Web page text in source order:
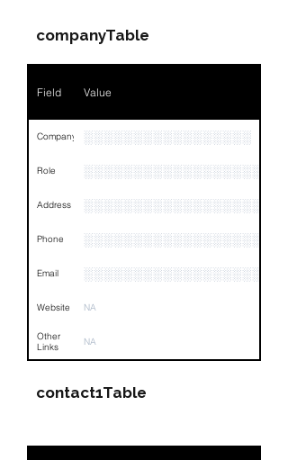
companyTable
Field Value
Company ░░░░░░░░░░░░░░░░░
Role
Address
Phone
Email
Website NA
Other
Links
NA
contact1Table